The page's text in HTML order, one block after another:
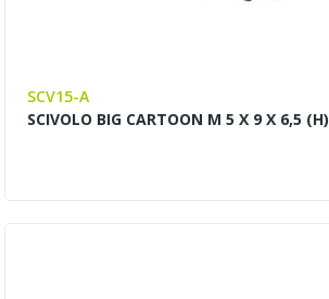
SCV15-A
SCIVOLO BIG CARTOON M 5 X 9 X 6,5 (H)